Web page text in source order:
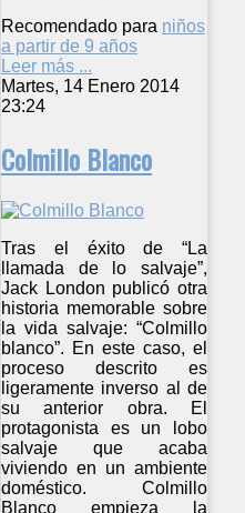
Recomendado para niños
a partir de 9 años
Leer más ...
Martes, 14 Enero 2014
23:24
Colmillo Blanco
Tras el éxito de “La
llamada de lo salvaje”,
Jack London publicó otra
historia memorable sobre
la vida salvaje: “Colmillo
blanco”. En este caso, el
proceso descrito es
ligeramente inverso al de
su anterior obra. El
protagonista es un lobo
salvaje que acaba
viviendo en un ambiente
doméstico. Colmillo
Blanco empieza la